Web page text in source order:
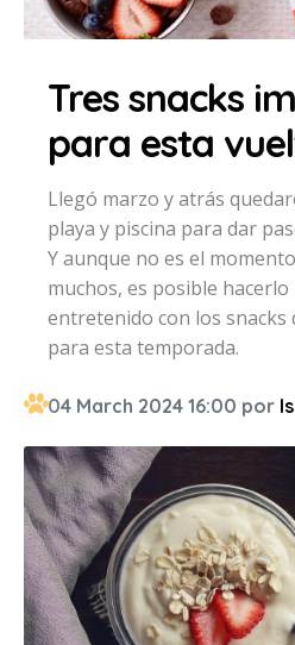
Tres snacks
para esta
Llegó marzo y atrás
playa y piscina para dar
Y aunque no es el
muchos, es posible hacerlo
entretenido con los snacks
para esta temporada.
04 March 2024 16:00 por